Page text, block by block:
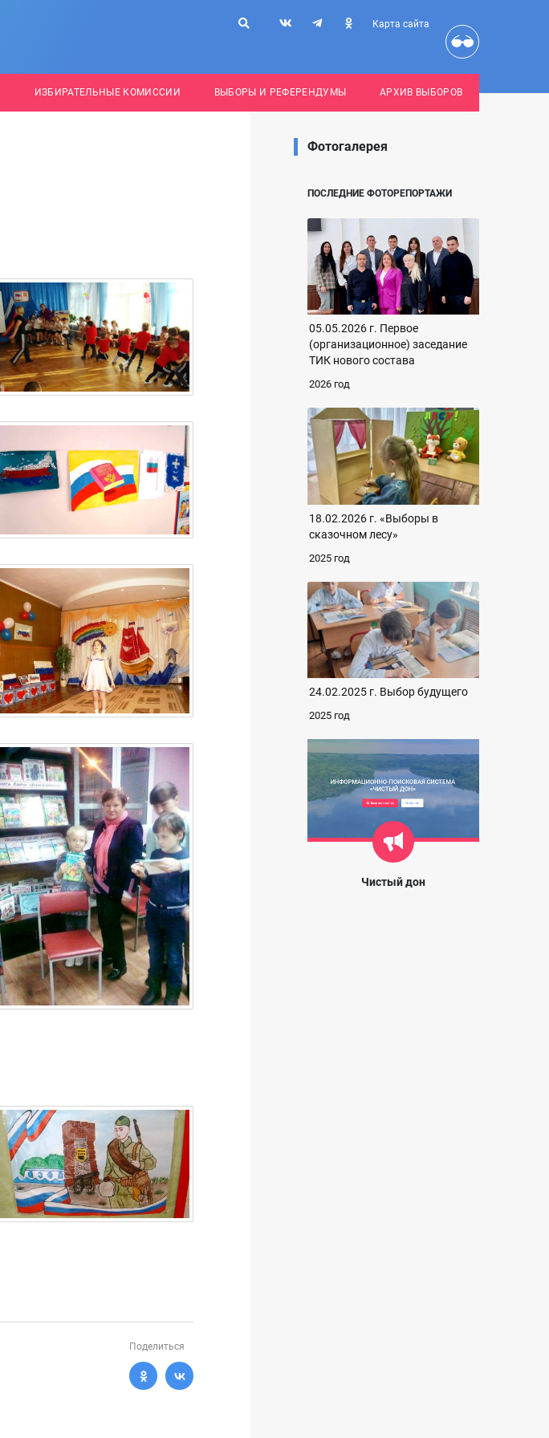
Карта сайта
ИЗБИРАТЕЛЬНЫЕ КОМИССИИ ВЫБОРЫ И РЕФЕРЕНДУМЫ АРХИВ ВЫБОРОВ
Поделиться
Фотогалерея
ПОСЛЕДНИЕ ФОТОРЕПОРТАЖИ
05.05.2026 г. Первое
(организационное) заседание
ТИК нового состава
2026 год
18.02.2026 г. «Выборы в
сказочном лесу»
2025 год
24.02.2025 г. Выбор будущего
2025 год
Чистый дон